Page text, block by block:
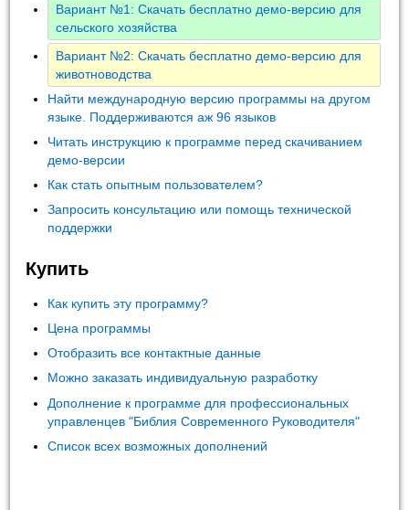
Вариант №1: Скачать бесплатно демо-версию для
сельского хозяйства
Вариант №2: Скачать бесплатно демо-версию для
животноводства
Найти международную версию программы на другом
языке. Поддерживаются аж 96 языков
Читать инструкцию к программе перед скачиванием
демо-версии
Как стать опытным пользователем?
Запросить консультацию или помощь технической
поддержки
Купить
Как купить эту программу?
Цена программы
Отобразить все контактные данные
Можно заказать индивидуальную разработку
Дополнение к программе для профессиональных
управленцев "Библия Современного Руководителя"
Список всех возможных дополнений